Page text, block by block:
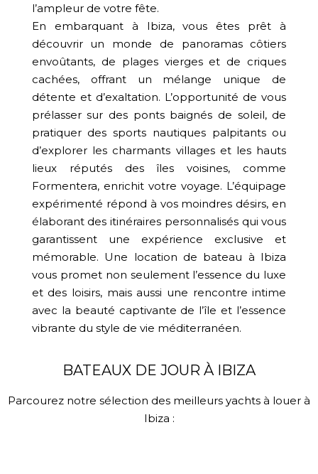
l’ampleur de votre fête.
En embarquant à Ibiza, vous êtes prêt à
découvrir un monde de panoramas côtiers
envoûtants, de plages vierges et de criques
cachées, offrant un mélange unique de
détente et d’exaltation. L’opportunité de vous
prélasser sur des ponts baignés de soleil, de
pratiquer des sports nautiques palpitants ou
d’explorer les charmants villages et les hauts
lieux réputés des îles voisines, comme
Formentera, enrichit votre voyage. L’équipage
expérimenté répond à vos moindres désirs, en
élaborant des itinéraires personnalisés qui vous
garantissent une expérience exclusive et
mémorable. Une location de bateau à Ibiza
vous promet non seulement l’essence du luxe
et des loisirs, mais aussi une rencontre intime
avec la beauté captivante de l’île et l’essence
vibrante du style de vie méditerranéen.
BATEAUX DE JOUR À IBIZA
Parcourez notre sélection des meilleurs yachts à louer à
Ibiza :